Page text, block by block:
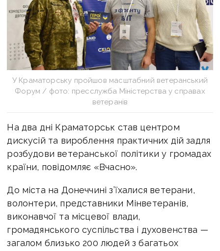
У Краматорську пройшов масштабний ветеранський
Форум / фото: пресслужба Міністерства у справах
ветеранів
На два дні Краматорськ став центром
дискусій та вироблення практичних дій задля
розбудови ветеранської політики у громадах
країни, повідомляє «Вчасно».
До міста на Донеччині з’їхалися ветерани,
волонтери, представники Мінветеранів,
виконавчої та місцевої влади,
громадянського суспільства і духовенства —
загалом близько 200 людей з багатьох